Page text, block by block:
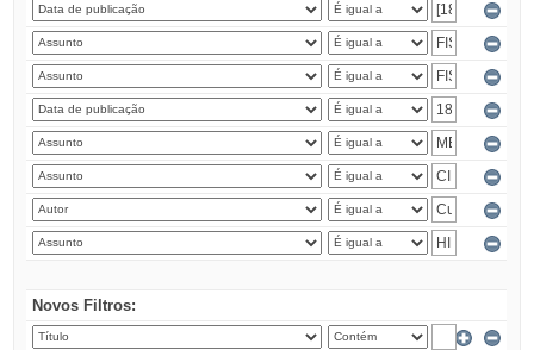
Novos Filtros: